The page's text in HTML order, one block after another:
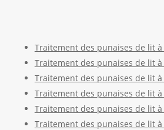
Traitement des punaises de lit
Traitement des punaises de lit à
Traitement des punaises de lit
Traitement des punaises de lit à
Traitement des punaises de lit à
Traitement des punaises de lit à